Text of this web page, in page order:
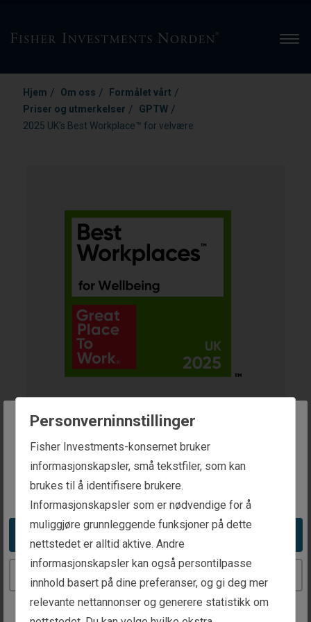
The website you are trying to reach is
intended for investors in Norway
You appear to be in the United States
Take me to the United States website
Continue to the Norway website
Hjem / Om oss / Formålet vårt /
Priser og utmerkelser / GPTW /
2025 UK's Best Workplace™ for velvære
2025 UK's Best
Workplace™ for
velvære
Tildelt av
Great Place to Work®
Mottaker
Fisher Investments UK
Tildelt
Personverninnstillinger
Fisher Investments-konsernet bruker
informasjonskapsler, små tekstfiler, som kan
brukes til å identifisere brukere.
Informasjonskapsler som er nødvendige for å
muliggjøre grunnleggende funksjoner på dette
nettstedet er alltid aktive. Andre
informasjonskapsler kan også persontilpasse
innhold basert på dine preferanser, og gi deg mer
relevante nettannonser og generere statistikk om